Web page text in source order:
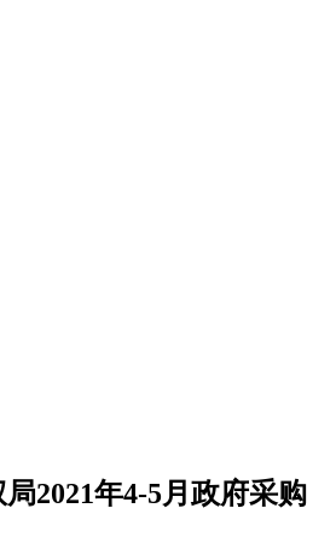
2021年4-5月政府采购